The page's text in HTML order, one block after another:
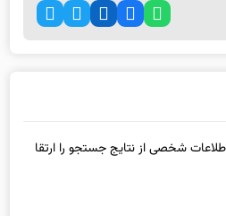
شخصی از نتایج جستجو را ارتقا